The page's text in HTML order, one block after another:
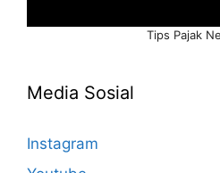
Tips Pajak
Media Sosial
Instagram